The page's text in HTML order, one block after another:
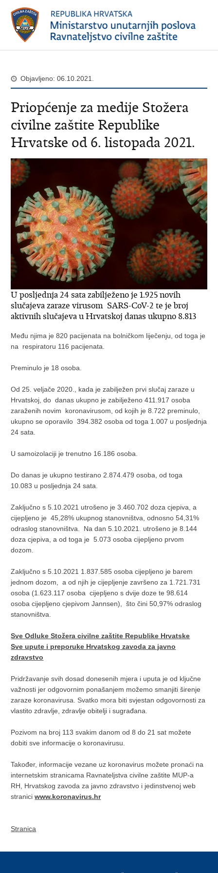
Objavljeno: 06.10.2021.
Priopćenje za medije Stožera
civilne zaštite Republike
Hrvatske od 6. listopada 2021.
U posljednja 24 sata zabilježeno je 1.925 novih
slučajeva zaraze virusom SARS-CoV-2 te je broj
aktivnih slučajeva u Hrvatskoj danas ukupno 8.813
Među njima je 820 pacijenata na bolničkom liječenju, od toga je
na respiratoru 116 pacijenata.
Preminulo je 18 osoba.
Od 25. veljače 2020., kada je zabilježen prvi slučaj zaraze u
Hrvatskoj, do danas ukupno je zabilježeno 411.917 osoba
zaraženih novim koronavirusom, od kojih je 8.722 preminulo,
ukupno se oporavilo 394.382 osoba od toga 1.007 u posljednja
24 sata.
U samoizolaciji je trenutno 16.186 osoba.
Do danas je ukupno testirano 2.874.479 osoba, od toga
10.083 u posljednja 24 sata.
Zaključno s 5.10.2021 utrošeno je 3.460.702 doza cjepiva, a
cijepljeno je 45,28% ukupnog stanovništva, odnosno 54,31%
odraslog stanovništva. Na dan 5.10.2021. utrošeno je 8.144
doza cjepiva, a od toga je 5.073 osoba cijepljeno prvom
dozom.
Zaključno s 5.10.2021 1.837.585 osoba cijepljeno je barem
jednom dozom, a od njih je cijepljenje završeno za 1.721.731
osoba (1.623.117 osoba cijepljeno s dvije doze te 98.614
osoba cijepljeno cjepivom Jannsen), što čini 50,97% odraslog
stanovništva.
Sve Odluke Stožera civilne zaštite Republike Hrvatske
Sve upute i preporuke Hrvatskog zavoda za javno
zdravstvo
Pridržavanje svih dosad donesenih mjera i uputa je od ključne
važnosti jer odgovornim ponašanjem možemo smanjiti širenje
zaraze koronavirusa. Svatko mora biti svjestan odgovornosti za
vlastito zdravlje, zdravlje obitelji i sugrađana.
Pozivom na broj 113 svakim danom od 8 do 21 sat možete
dobiti sve informacije o koronavirusu.
Također, informacije vezane uz koronavirus možete pronaći na
internetskim stranicama Ravnateljstva civilne zaštite MUP-a
RH, Hrvatskog zavoda za javno zdravstvo i jedinstvenoj web
straniciwww.koronavirus.hr
Stranica